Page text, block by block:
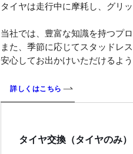
タイヤは走行中に摩耗し、グリ
当社では、豊富な知識を持つプ
また、季節に応じてスタッドレ
安心してお出かけいただけるよ
詳しくはこちら
タイヤ交換（タイヤのみ）